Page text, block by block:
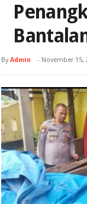
ByAdmin - November 15,